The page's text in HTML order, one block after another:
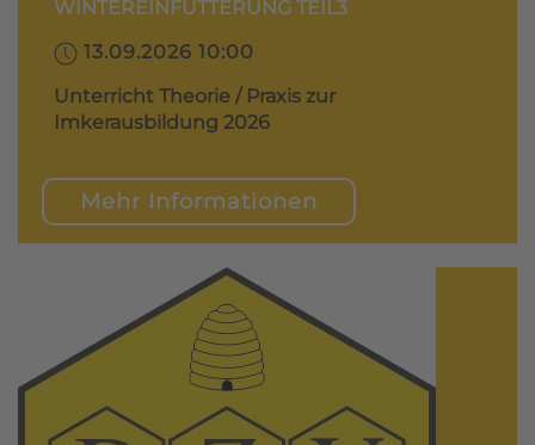
WINTEREINFÜTTERUNG TEIL3
13.09.2026 10:00
Unterricht Theorie / Praxis zur
Imkerausbildung 2026
Mehr Informationen